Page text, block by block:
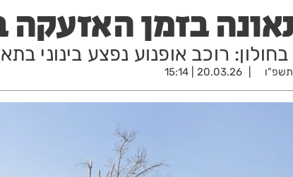
בזמן האזעקה
רוכב אופנוע נפצע בינוני
20.03.26 | 15:14